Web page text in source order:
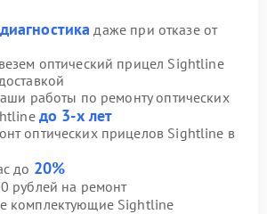
даже при отказе от
оптический прицел Sightline
работы по ремонту оптических
до 3-х лет
оптических прицелов Sightline в
до 20%
рублей на ремонт
комплектующие Sightline